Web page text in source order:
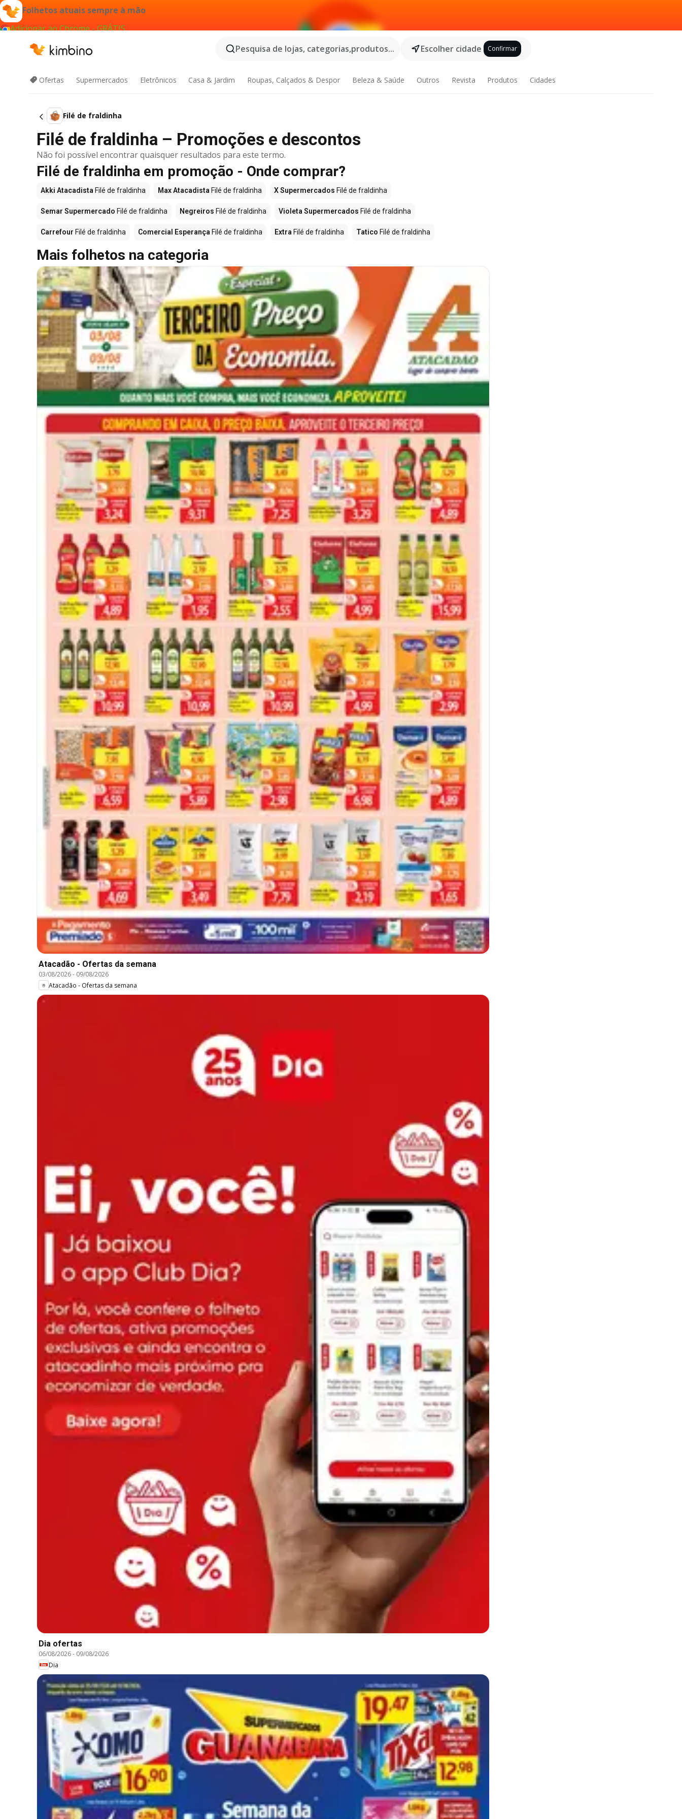
Folhetos atuais sempre à mão
Adicionar ao Chrome - GRÁTIS
Pesquisa de lojas, categorias,produtos...
Escolher cidade Confirmar
Ofertas Supermercados Eletrônicos Casa & Jardim Roupas, Calçados & Despor Beleza & Saúde Outros Revista Produtos Cidades
Filé de fraldinha
Filé de fraldinha – Promoções e descontos
Não foi possível encontrar quaisquer resultados para este termo.
Filé de fraldinha em promoção - Onde comprar?
Akki Atacadista Filé de fraldinha Max Atacadista Filé de fraldinha X Supermercados Filé de fraldinha
Semar Supermercado Filé de fraldinha Negreiros Filé de fraldinha Violeta Supermercados Filé de fraldinha
Carrefour Filé de fraldinha Comercial Esperança Filé de fraldinha Extra Filé de fraldinha Tatico Filé de fraldinha
Mais folhetos na categoria
Atacadão - Ofertas da semana
03/08/2026- 09/08/2026
Atacadão - Ofertas da semana
Dia ofertas
06/08/2026- 09/08/2026
Dia